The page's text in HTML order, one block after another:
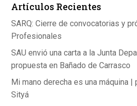
o
k
p
p
Artículos Recientes
SARQ: Cierre de convocatorias y
Profesionales
SAU envió una carta a la Junta
propuesta en Bañado de Carrasco
Mi mano derecha es una máquina |
Sityá